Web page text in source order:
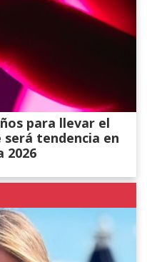
para llevar el
tendencia en
2026